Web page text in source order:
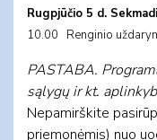
Rugpjūčio 5 d.
10.00 Renginio
PASTABA.
sąlygų ir kt.
Nepamirškite
priemonėmis) nuo